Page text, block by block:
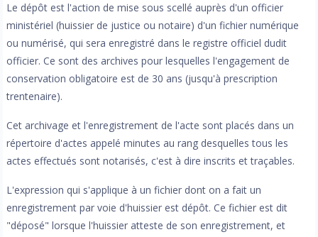
Le dépôt est l'action de mise sous scellé auprès d'un officier
ministériel (huissier de justice ou notaire) d'un fichier numérique
ou numérisé, qui sera enregistré dans le registre officiel dudit
officier. Ce sont des archives pour lesquelles l'engagement de
conservation obligatoire est de 30 ans (jusqu'à prescription
trentenaire).
Cet archivage et l'enregistrement de l'acte sont placés dans un
répertoire d'actes appelé minutes au rang desquelles tous les
actes effectués sont notarisés, c'est à dire inscrits et traçables.
L'expression qui s'applique à un fichier dont on a fait un
enregistrement par voie d'huissier est dépôt. Ce fichier est dit
"déposé" lorsque l'huissier atteste de son enregistrement, et